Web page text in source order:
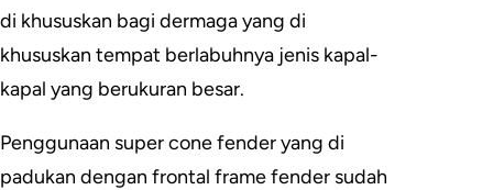
di khususkan bagi dermaga yang di
khususkan tempat berlabuhnya jenis kapal-
kapal yang berukuran besar.
Penggunaan super cone fender yang di
padukan dengan frontal frame fender sudah